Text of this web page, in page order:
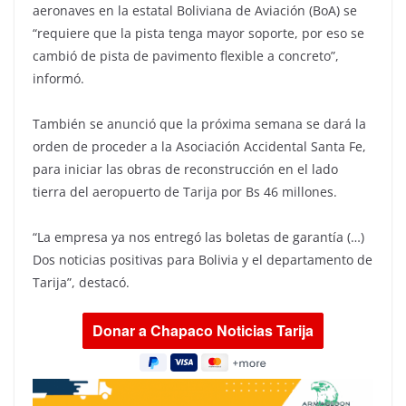
aeronaves en la estatal Boliviana de Aviación (BoA) se
“requiere que la pista tenga mayor soporte, por eso se
cambió de pista de pavimento flexible a concreto”,
informó.
También se anunció que la próxima semana se dará la
orden de proceder a la Asociación Accidental Santa Fe,
para iniciar las obras de reconstrucción en el lado
tierra del aeropuerto de Tarija por Bs 46 millones.
“La empresa ya nos entregó las boletas de garantía (…)
Dos noticias positivas para Bolivia y el departamento de
Tarija”, destacó.